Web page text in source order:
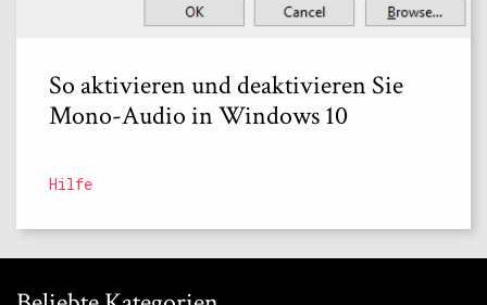
So aktivieren und deaktivieren Sie
Mono-Audio in Windows 10
Hilfe